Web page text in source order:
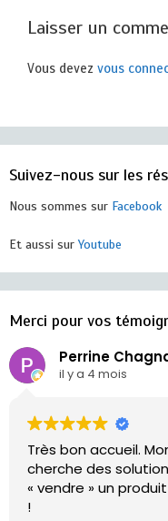
Laisser un
Vous devez vous
Suivez-nous sur les
Nous sommes sur Facebook
Et aussi surYoutube
Merci pour vos
Perrine
il y a 4 mois
Très bon accueil.
cherche des
« vendre » un
!